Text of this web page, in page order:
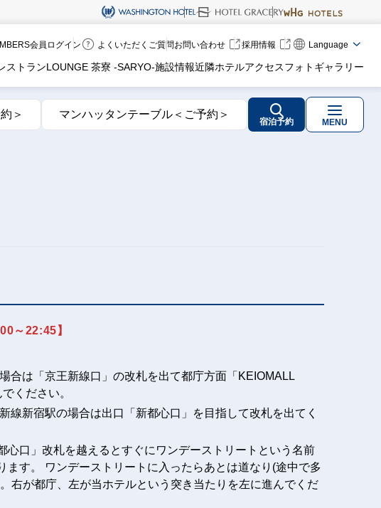
会員ログイン よくいただくご質問お問い合わせ 採用情報 Language
ストランLOUNGE 茶寮 -SARYO-施設情報近隣ホテルアクセスフォトギャラリー
＞ マンハッタンテーブル＜ご予約＞
宿泊予約 MENU
～22:45】
合は「京王新線口」の改札を出て都庁方面「KEIOMALL
ください。
線新宿駅の場合は出口「新都心口」を目指して改札を出てく
心口」改札を越えるとすぐにワンデーストリートという名前
ます。 ワンデーストリートに入ったらあとは道なり(途中で多
右が都庁、左が当ホテルという突き当たりを左に進んでくだ